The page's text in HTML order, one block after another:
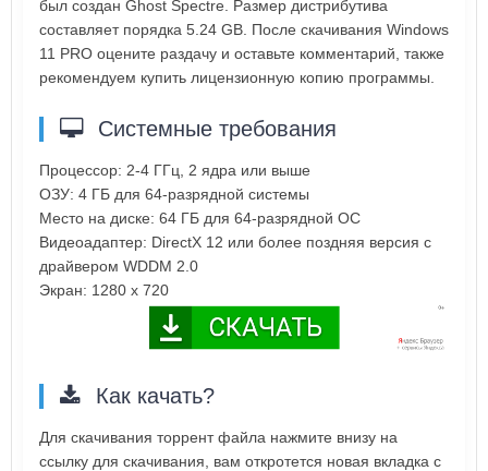
был создан Ghost Spectre. Размер дистрибутива
составляет порядка 5.24 GB. После скачивания Windows
11 PRO оцените раздачу и оставьте комментарий, также
рекомендуем купить лицензионную копию программы.
Системные требования
Процессор: 2-4 ГГц, 2 ядра или выше
ОЗУ: 4 ГБ для 64-разрядной системы
Место на диске: 64 ГБ для 64-разрядной ОС
Видеоадаптер: DirectX 12 или более поздняя версия с
драйвером WDDM 2.0
Экран: 1280 x 720
Как качать?
Для скачивания торрент файла нажмите внизу на
ссылку для скачивания, вам откротется новая вкладка с